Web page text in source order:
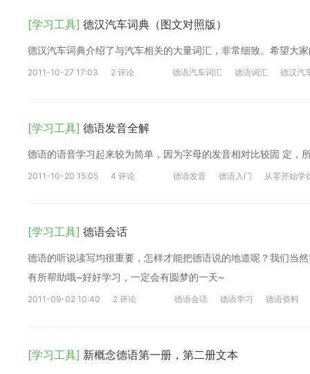
[学习工具] 德汉汽车词典（图文对照版）
德汉汽车词典介绍了与汽车相关的大量词汇，非常细致。希望大
2011-10-27 17:03 2 评论 德语汽车词汇 德语词汇 德汉汽
[学习工具] 德语发音全解
德语的语音学习起来较为简单，因为字母的发音相对比较固 定，
2011-10-20 15:05 4 评论 德语发音 德语入门 从零开始学
[学习工具] 德语会话
德语的听说读写均很重要，怎样才能把德语说的地道呢？我们当
有所帮助哦~好好学习，一定会有圆梦的一天~
2011-09-02 10:40 2 评论 德语会话 德语学习 德语资料
[学习工具] 新概念德语第一册，第二册文本